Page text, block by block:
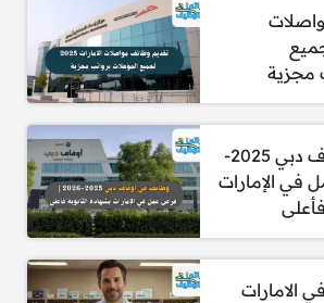
وزارة الصحة/هيئة الصحة في دبي.
إضغط هنا .
2025 لجميع
مجزية
وظائف في اوقاف دبي 2025-
في الإمارات
الامارات